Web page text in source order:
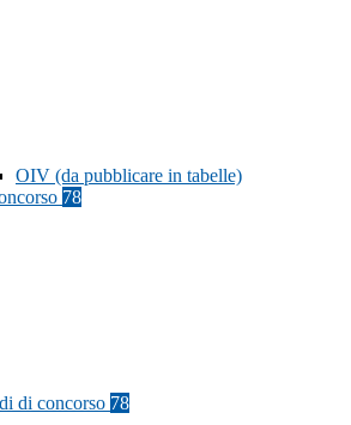
OIV (da pubblicare in tabelle)
78
di concorso 78